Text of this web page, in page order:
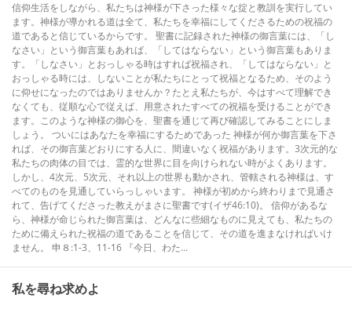
信仰生活をしながら、私たちは神様が下さった様々な掟と教訓を実行してい
ます。神様が導かれる道は全て、私たちを幸福にしてくださるための祝福の
道であると信じているからです。 聖書に記録された神様の御言葉には、「し
なさい」という御言葉もあれば、「してはならない」という御言葉もありま
す。「しなさい」とおっしゃる時はすれば祝福され、「してはならない」と
おっしゃる時には、しないことが私たちにとって祝福となるため、そのよう
に仰せになったのではありませんか？たとえ私たちが、今はすべて理解でき
なくても、従順な心で従えば、用意されたすべての祝福を受けることができ
ます。このような神様の御心を、聖書を通じて再び確認してみることにしま
しょう。 ついにはあなたを幸福にするためであった 神様が何か御言葉を下さ
れば、その御言葉どおりにする人に、間違いなく祝福があります。3次元的な
私たちの肉体の目では、霊的な世界に目を向けられない時がよくあります。
しかし、4次元、5次元、それ以上の世界も動かされ、管轄される神様は、す
べてのものを見通していらっしゃいます。 神様が初めから終わりまで見通さ
れて、告げてくださった教えがまさに聖書です(イザ46:10)。 信仰があるな
ら、神様が命じられた御言葉は、どんなに些細なものに見えても、私たちの
ために備えられた祝福の道であることを信じて、その道を進まなければいけ
ません。 申８:1-3、11-16 『今日、わた...
私を尋ね求めよ